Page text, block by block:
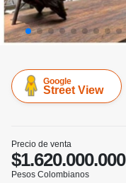
Google
Street View
Precio de venta
$1.620.000.000
Pesos Colombianos